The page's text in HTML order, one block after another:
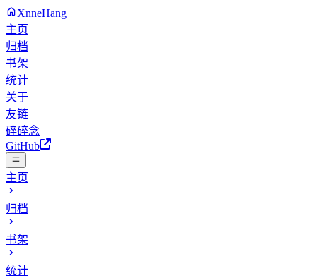
XnneHang
主页
归档
书架
统计
关于
友链
碎碎念
GitHub
主页
归档
书架
统计